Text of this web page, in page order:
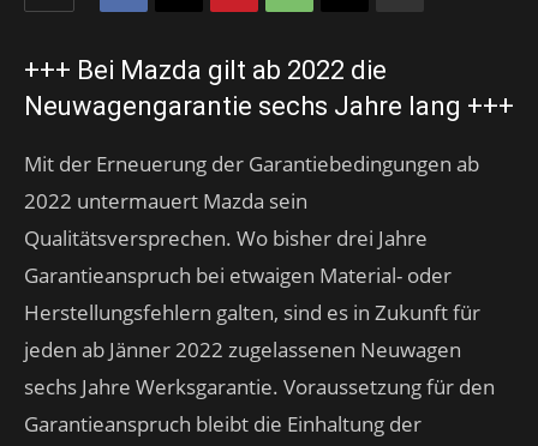
+++ Bei Mazda gilt ab 2022 die
Neuwagengarantie sechs Jahre lang +++
Mit der Erneuerung der Garantiebedingungen ab
2022 untermauert Mazda sein
Qualitätsversprechen. Wo bisher drei Jahre
Garantieanspruch bei etwaigen Material- oder
Herstellungsfehlern galten, sind es in Zukunft für
jeden ab Jänner 2022 zugelassenen Neuwagen
sechs Jahre Werksgarantie. Voraussetzung für den
Garantieanspruch bleibt die Einhaltung der